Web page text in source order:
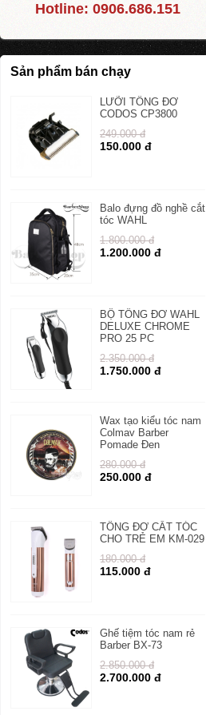
Hotline: 0906.686.151
Sản phẩm bán chạy
LƯỠI TÔNG ĐƠ
CODOS CP3800
249.000 đ
150.000 đ
Balo đựng đồ nghề cắt
tóc WAHL
1.800.000 đ
1.200.000 đ
BỘ TÔNG ĐƠ WAHL
DELUXE CHROME
PRO 25 PC
2.350.000 đ
1.750.000 đ
Wax tạo kiểu tóc nam
Colmav Barber
Pomade Đen
280.000 đ
250.000 đ
TÔNG ĐƠ CẮT TÓC
CHO TRẺ EM KM-029
180.000 đ
115.000 đ
Ghế tiệm tóc nam rẻ
Barber BX-73
2.850.000 đ
2.700.000 đ